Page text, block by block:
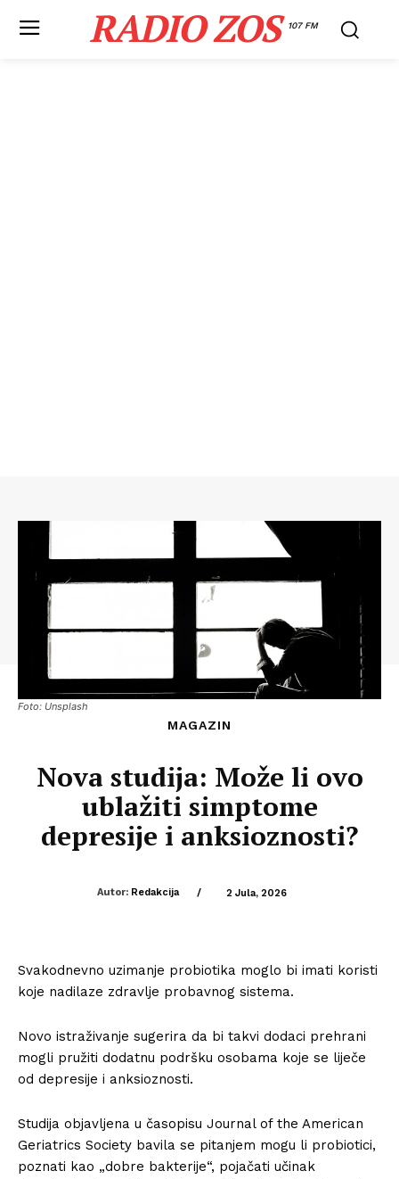
RADIO ZOS 107 FM
Foto: Unsplash
MAGAZIN
Nova studija: Može li ovo
ublažiti simptome
depresije i anksioznosti?
Autor: Redakcija / 2 Jula, 2026
Svakodnevno uzimanje probiotika moglo bi imati koristi
koje nadilaze zdravlje probavnog sistema.
Novo istraživanje sugerira da bi takvi dodaci prehrani
mogli pružiti dodatnu podršku osobama koje se liječe
od depresije i anksioznosti.
Studija objavljena u časopisu Journal of the American
Geriatrics Society bavila se pitanjem mogu li probiotici,
poznati kao „dobre bakterije“, pojačati učinak